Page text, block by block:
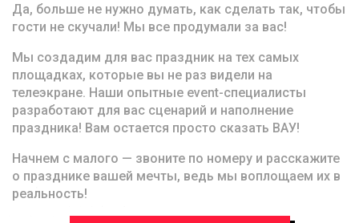
Да, больше не нужно думать, как сделать так, чтобы
гости не скучали! Мы все продумали за вас!
Мы создадим для вас праздник на тех самых
площадках, которые вы не раз видели на
телеэкране. Наши опытные event-специалисты
разработают для вас сценарий и наполнение
праздника! Вам остается просто сказать ВАУ!
Начнем с малого — звоните по номеру и расскажите
о празднике вашей мечты, ведь мы воплощаем их в
реальность!